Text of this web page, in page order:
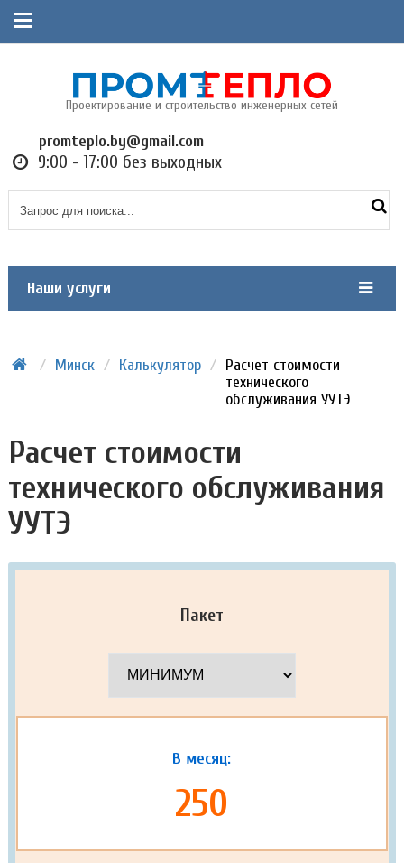
Проектирование и строительство инженерных сетей
promteplo.by@gmail.com
9:00 - 17:00 без выходных
Наши услуги
/ Минск / Калькулятор / Расчет стоимости
технического
обслуживания УУТЭ
Расчет стоимости
технического обслуживания
УУТЭ
Пакет
В месяц:
250